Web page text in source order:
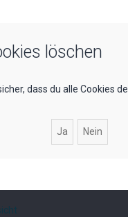
löschen
dass du alle Cookies